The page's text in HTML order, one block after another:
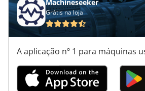
Machineseeker
Grátis na loja
A aplicação nº 1 para máquinas